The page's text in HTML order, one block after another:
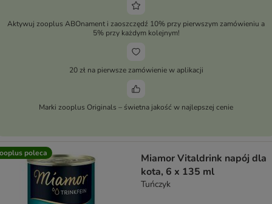
Aktywuj zooplus ABOnament i zaoszczędź 10% przy pierwszym zamówieniu a
5% przy każdym kolejnym!
20 zł na pierwsze zamówienie w aplikacji
Marki zooplus Originals – świetna jakość w najlepszej cenie
poleca
Miamor Vitaldrink napój dla
kota, 6 x 135 ml
Tuńczyk